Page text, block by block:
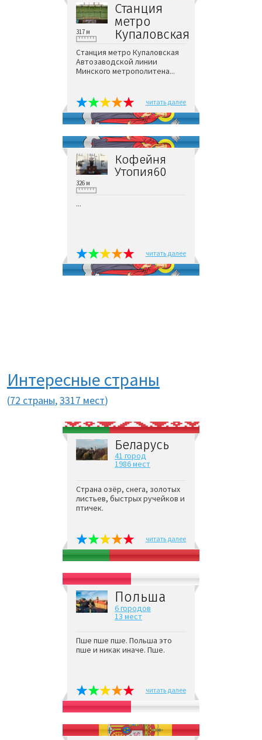
Станция
метро
Купаловская
317 м
Станция метро Купаловская
Автозаводской линии
Минского метрополитена...
читать далее
Кофейня
Утопия60
326 м
...
читать далее
Интересные страны
(72 страны,3317 мест)
Беларусь
41 город
1986 мест
Страна озёр, снега, золотых
листьев, быстрых ручейков и
птичек.
читать далее
Польша
6 городов
13 мест
Пше пше пше. Польша это
пше и никак иначе. Пше.
читать далее